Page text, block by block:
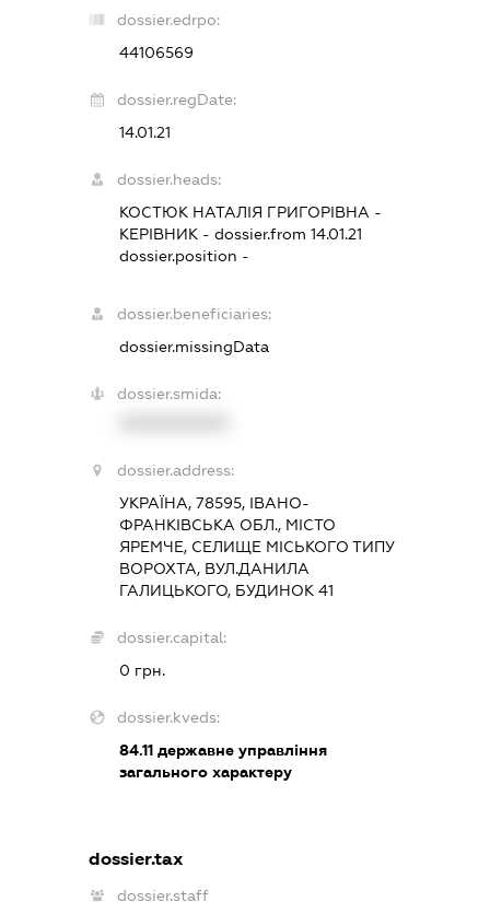
dossier.edrpo:
44106569
dossier.regDate:
14.01.21
dossier.heads:
КОСТЮК НАТАЛІЯ ГРИГОРІВНА -
КЕРІВНИК - dossier.from 14.01.21
dossier.position -
dossier.beneficiaries:
dossier.missingData
dossier.smida:
dossier.address:
УКРАЇНА, 78595, ІВАНО-
ФРАНКІВСЬКА ОБЛ., МІСТО
ЯРЕМЧЕ, СЕЛИЩЕ МІСЬКОГО ТИПУ
ВОРОХТА, ВУЛ.ДАНИЛА
ГАЛИЦЬКОГО, БУДИНОК 41
dossier.capital:
0 грн.
dossier.kveds:
84.11державне управління
загального характеру
dossier.tax
dossier.staff